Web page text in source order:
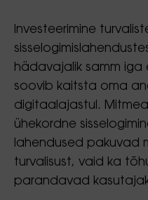
Investeerimine
hädavajalik samm
soovib kaitsta oma
digitaalajastul.
ühekordne
lahendused pakuvad
turvalisust, vaid ka
parandavad